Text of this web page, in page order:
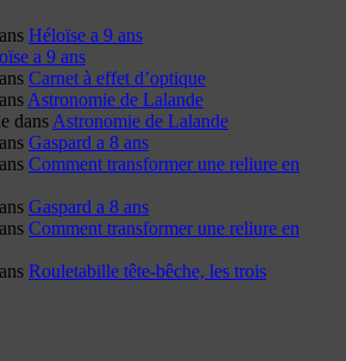
Héloïse a 9 ans
a 9 ans
Carnet à effet d’optique
Astronomie de Lalande
dans Astronomie de Lalande
Gaspard a 8 ans
Comment transformer une reliure en
Gaspard a 8 ans
Comment transformer une reliure en
Rouletabille tête-bêche, les trois